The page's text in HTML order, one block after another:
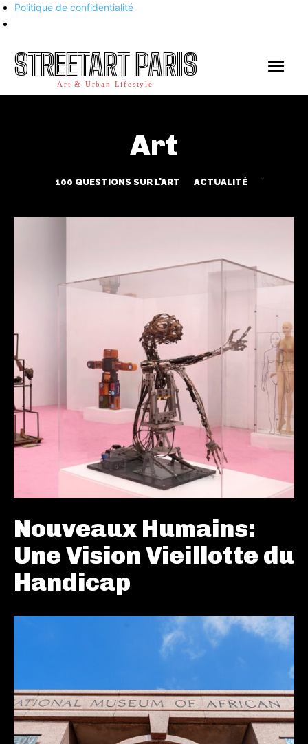
Politique de confidentialité
STREETART PARIS
Art & Urban Lifestyle
Art
100 QUESTIONS SUR L'ART ACTUALITÉ
Nouveaux Humains:
Une Vision Vieillotte du
Handicap